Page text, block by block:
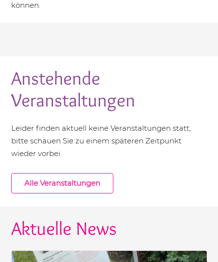
können.
Spenden
Mitmachen
Anstehende
Veranstaltungen
Leider finden aktuell keine Veranstaltungen statt,
bitte schauen Sie zu einem späteren Zeitpunkt
wieder vorbei.
Alle Veranstaltungen
Aktuelle News